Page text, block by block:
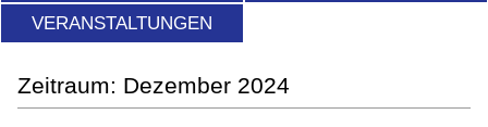
VERANSTALTUNGEN
Dezember 2024